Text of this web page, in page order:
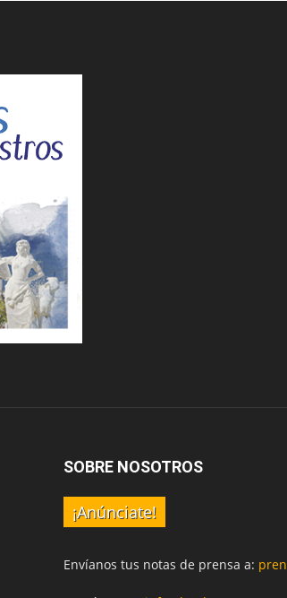
SOBRE NOSOTROS
¡Anúnciate!
Envíanos tus notas de prensa a: